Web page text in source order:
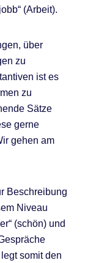
(Arbeit).
über
zu
ist es
zu
Sätze
gerne
gehen am
Beschreibung
Niveau
(schön) und
somit den